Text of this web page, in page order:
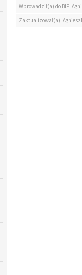
Wprowadził(a) do BIP:
Zaktualizował(a):